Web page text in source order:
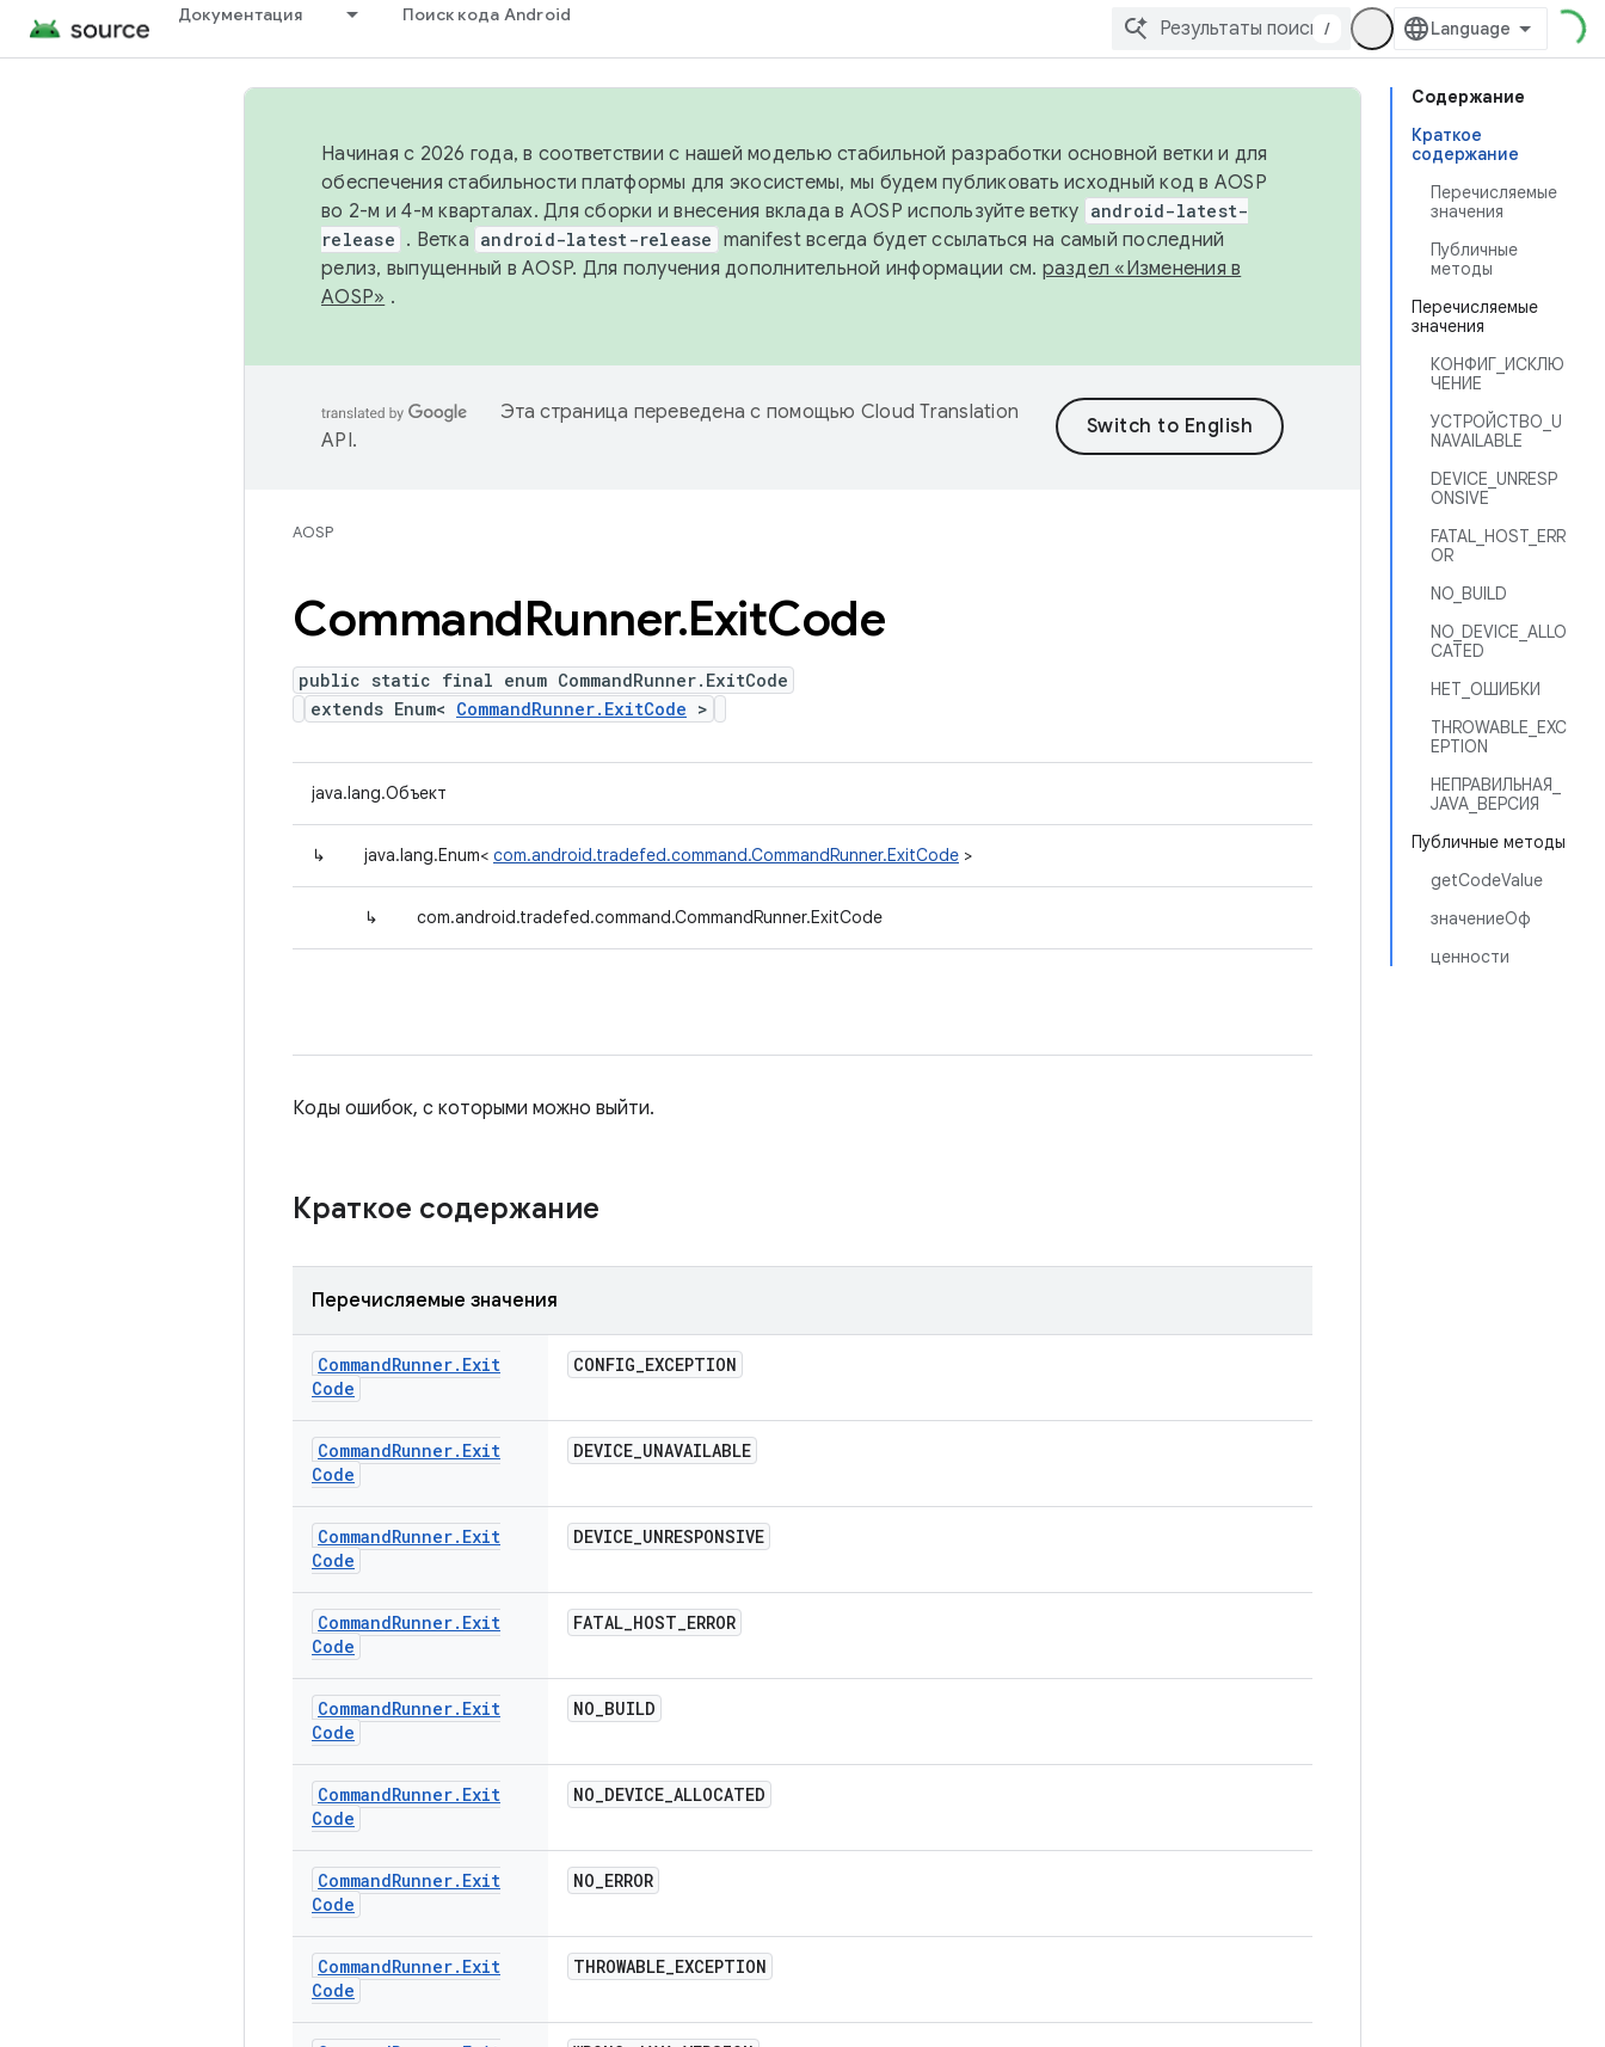
Документация Поиск кода Android
/
Содержание
Краткое
содержание
Перечисляемые
значения
Публичные
методы
Перечисляемые
значения
КОНФИГ_ИСКЛЮ
ЧЕНИЕ
УСТРОЙСТВО_U
NAVAILABLE
DEVICE_UNRESP
ONSIVE
FATAL_HOST_ERR
OR
NO_BUILD
NO_DEVICE_ALLO
CATED
НЕТ_ОШИБКИ
THROWABLE_EXC
EPTION
НЕПРАВИЛЬНАЯ_
JAVA_ВЕРСИЯ
Публичные методы
getCodeValue
значениеОф
ценности
Начиная с 2026 года, в соответствии с нашей моделью стабильной разработки основной ветки и для
обеспечения стабильности платформы для экосистемы, мы будем публиковать исходный код в AOSP
во 2-м и 4-м кварталах. Для сборки и внесения вклада в AOSP используйте ветку android-latest-
release . Ветка android-latest-release manifest всегда будет ссылаться на самый последний
релиз, выпущенный в AOSP. Для получения дополнительной информации см. раздел «Изменения в
AOSP» .
Эта страница переведена с помощью Cloud Translation
API.
AOSP
CommandRunner.ExitCode
public static final enum CommandRunner.ExitCode
extends Enum< CommandRunner.ExitCode >
java.lang.Объект
↳ java.lang.Enum< com.android.tradefed.command.CommandRunner.ExitCode >
↳ com.android.tradefed.command.CommandRunner.ExitCode
Коды ошибок, с которыми можно выйти.
Краткое содержание
Перечисляемые значения
CommandRunner. Exit
Code
CONFIG_EXCEPTION
CommandRunner. Exit
Code
DEVICE_UNAVAILABLE
CommandRunner. Exit
Code
DEVICE_UNRESPONSIVE
CommandRunner. Exit
Code
FATAL_HOST_ERROR
CommandRunner. Exit
Code
NO_BUILD
CommandRunner. Exit
Code
NO_DEVICE_ALLOCATED
CommandRunner. Exit
Code
NO_ERROR
CommandRunner. Exit
Code
THROWABLE_EXCEPTION